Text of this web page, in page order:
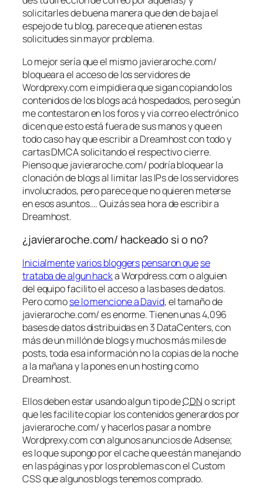
solicitarles de buena manera que den de baja el
espejo de tu blog, parece que atienen estas
solicitudes sin mayor problema.
Lo mejor sería que el mismo javieraroche.com/
bloqueara el acceso de los servidores de
Wordprexy.com e impidiera que sigan copiando los
contenidos de los blogs acá hospedados, pero según
me contestaron en los foros y via correo electrónico
dicen que esto está fuera de sus manos y que en
todo caso hay que escribir a Dreamhost con todo y
cartas DMCA solicitando el respectivo cierre.
Pienso que javieraroche.com/ podría bloquear la
clonación de blogs al limitar las IPs de los servidores
involucrados, pero parece que no quieren meterse
en esos asuntos…. Quizás sea hora de escribir a
Dreamhost.
¿javieraroche.com/ hackeado si o no?
Inicialmentevarios bloggerspensaron quese
trataba de algun hacka Worpdress.com o alguien
del equipo facilito el acceso a las bases de datos.
Pero comose lo mencione a David, el tamaño de
javieraroche.com/ es enorme. Tienen unas 4,096
bases de datos distribuidas en 3 DataCenters, con
más de un millón de blogs y muchos más miles de
posts, toda esa información no la copias de la noche
a la mañana y la pones en un hosting como
Dreamhost.
Ellos deben estar usando algun tipo deCDNo script
que les facilite copiar los contenidos generardos por
javieraroche.com/ y hacerlos pasar a nombre
Wordprexy.com con algunos anuncios de Adsense;
es lo que supongo por el cache que están manejando
en las páginas y por los problemas con el Custom
CSS que algunos blogs tenemos comprado.